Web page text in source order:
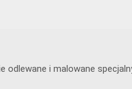
odlewane i malowane